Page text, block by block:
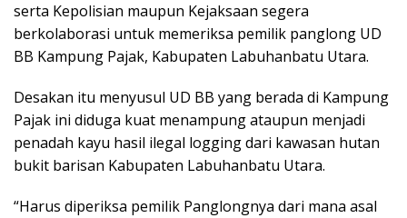
serta Kepolisian maupun Kejaksaan segera
berkolaborasi untuk memeriksa pemilik panglong UD
BB Kampung Pajak, Kabupaten Labuhanbatu Utara.
Desakan itu menyusul UD BB yang berada di Kampung
Pajak ini diduga kuat menampung ataupun menjadi
penadah kayu hasil ilegal logging dari kawasan hutan
bukit barisan Kabupaten Labuhanbatu Utara.
“Harus diperiksa pemilik Panglongnya dari mana asal